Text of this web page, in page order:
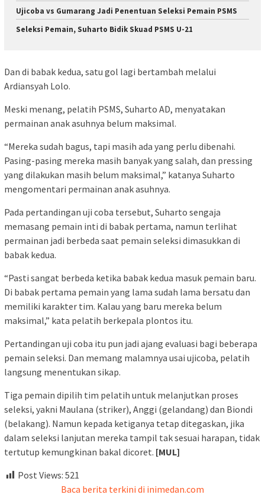
Ujicoba vs Gumarang Jadi Penentuan Seleksi Pemain PSMS
Seleksi Pemain, Suharto Bidik Skuad PSMS U-21
Dan di babak kedua, satu gol lagi bertambah melalui
Ardiansyah Lolo.
Meski menang, pelatih PSMS, Suharto AD, menyatakan
permainan anak asuhnya belum maksimal.
“Mereka sudah bagus, tapi masih ada yang perlu dibenahi.
Pasing-pasing mereka masih banyak yang salah, dan pressing
yang dilakukan masih belum maksimal,” katanya Suharto
mengomentari permainan anak asuhnya.
Pada pertandingan uji coba tersebut, Suharto sengaja
memasang pemain inti di babak pertama, namun terlihat
permainan jadi berbeda saat pemain seleksi dimasukkan di
babak kedua.
“Pasti sangat berbeda ketika babak kedua masuk pemain baru.
Di babak pertama pemain yang lama sudah lama bersatu dan
memiliki karakter tim. Kalau yang baru mereka belum
maksimal,” kata pelatih berkepala plontos itu.
Pertandingan uji coba itu pun jadi ajang evaluasi bagi beberapa
pemain seleksi. Dan memang malamnya usai ujicoba, pelatih
langsung menentukan sikap.
Tiga pemain dipilih tim pelatih untuk melanjutkan proses
seleksi, yakni Maulana (striker), Anggi (gelandang) dan Biondi
(belakang). Namun kepada ketiganya tetap ditegaskan, jika
dalam seleksi lanjutan mereka tampil tak sesuai harapan, tidak
tertutup kemungkinan bakal dicoret. [MUL]
Post Views: 521
Baca berita terkini di inimedan.com